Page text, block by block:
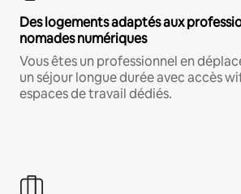
Des logements adaptés aux
nomades numériques
Vous êtes un professionnel en
un séjour longue durée avec accès
espaces de travail dédiés.